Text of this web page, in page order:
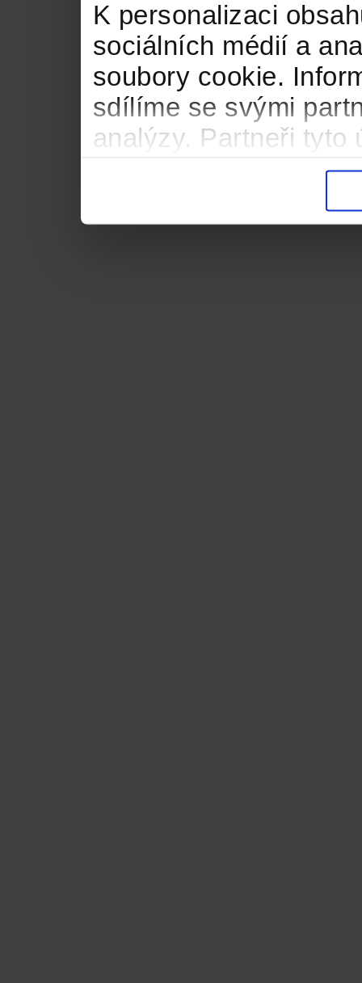
K personalizaci
sociálních médií a
soubory cookie.
sdílíme se svými
analýzy. Partneři tyto
informacemi, které